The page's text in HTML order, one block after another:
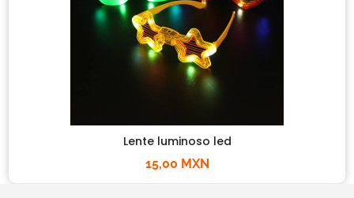
Lente luminoso led
15,00 MXN